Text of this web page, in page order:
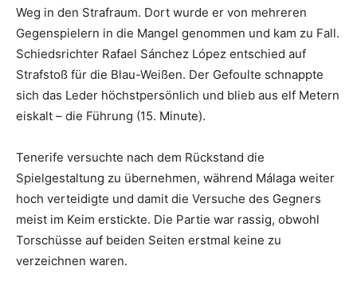
Weg in den Strafraum. Dort wurde er von mehreren
Gegenspielern in die Mangel genommen und kam zu Fall.
Schiedsrichter Rafael Sánchez López entschied auf
Strafstoß für die Blau-Weißen. Der Gefoulte schnappte
sich das Leder höchstpersönlich und blieb aus elf Metern
eiskalt – die Führung (15. Minute).
Tenerife versuchte nach dem Rückstand die
Spielgestaltung zu übernehmen, während Málaga weiter
hoch verteidigte und damit die Versuche des Gegners
meist im Keim erstickte. Die Partie war rassig, obwohl
Torschüsse auf beiden Seiten erstmal keine zu
verzeichnen waren.